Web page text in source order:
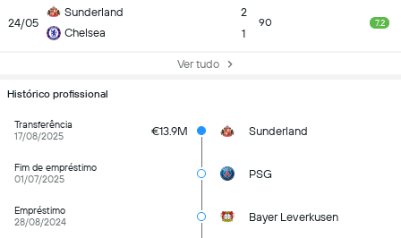
24/05
Sunderland
Chelsea
2
1
90 7.2
Ver tudo
Histórico profissional
Transferência
17/08/2025
€13.9M Sunderland
Fim de empréstimo
01/07/2025
PSG
Empréstimo
28/08/2024
Bayer Leverkusen